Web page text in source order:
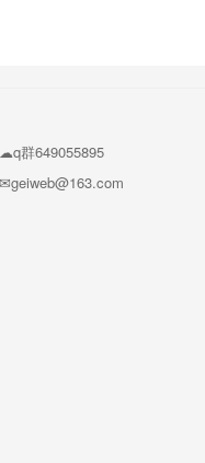
q群649055895
geiweb@163.com